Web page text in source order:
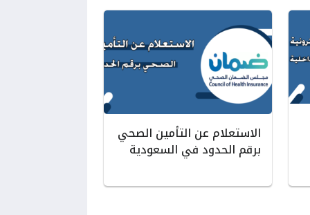
الاستعلام عن التأمين الصحي
برقم الحدود في السعودية